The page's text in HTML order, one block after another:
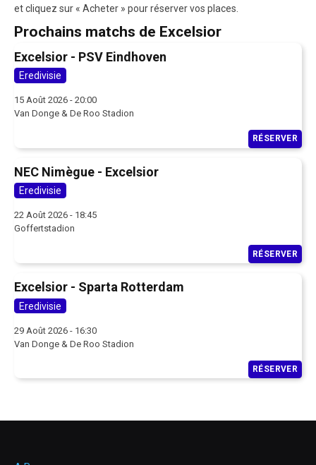
et cliquez sur « Acheter » pour réserver vos places.
Prochains matchs de Excelsior
Excelsior - PSV Eindhoven
Eredivisie
15 Août 2026 - 20:00
Van Donge & De Roo Stadion
RÉSERVER
NEC Nimègue - Excelsior
Eredivisie
22 Août 2026 - 18:45
Goffertstadion
RÉSERVER
Excelsior - Sparta Rotterdam
Eredivisie
29 Août 2026 - 16:30
Van Donge & De Roo Stadion
RÉSERVER